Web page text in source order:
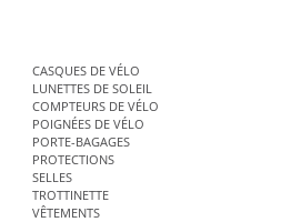
CASQUES DE VÉLO
LUNETTES DE SOLEIL
COMPTEURS DE VÉLO
POIGNÉES DE VÉLO
PORTE-BAGAGES
PROTECTIONS
SELLES
TROTTINETTE
VÊTEMENTS